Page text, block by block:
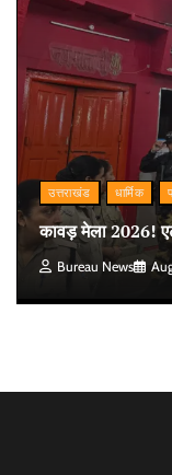
उत्तराखंड धार्मिक
कावड़ मेला 2026!
Bureau News